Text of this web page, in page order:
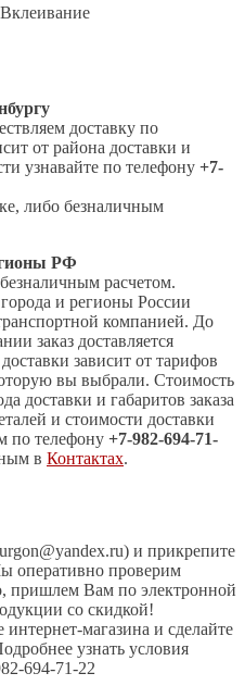
Вклеивание
доставку по
от района доставки и
узнавайте по телефону +7-
либо безналичным
РФ
расчетом.
и регионы России
компанией. До
заказ доставляется
зависит от тарифов
вы выбрали. Стоимость
доставки и габаритов заказа
и стоимости доставки
по телефону +7-982-694-71-
в Контактах.
и прикрепите
оперативно проверим
пришлем Вам по электронной
со скидкой!
магазина и сделайте
узнать условия
694-71-22